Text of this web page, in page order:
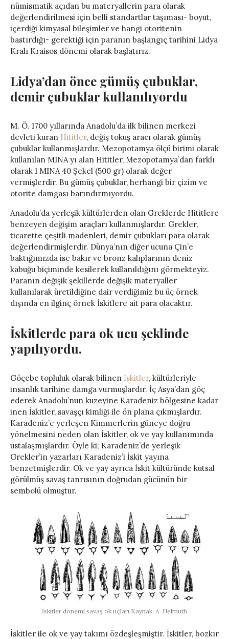
nümismatik açıdan bu materyallerin para olarak
değerlendirilmesi için belli standartlar taşıması- boyut,
içerdiği kimyasal bileşimler ve hangi otoritenin
bastırdığı- gerektiği için paranın başlangıç tarihini Lidya
Kralı Kraisos dönemi olarak başlatırız.
Lidya’dan önce gümüş çubuklar,
demir çubuklar kullanılıyordu
M. Ö. 1700 yıllarında Anadolu’da ilk bilinen merkezi
devleti kuran Hititler, değiş tokuş aracı olarak gümüş
çubuklar kullanmışlardır. Mezopotamya ölçü birimi olarak
kullanılan MINA yı alan Hititler, Mezopotamya’dan farklı
olarak 1 MINA 40 Şekel (500 gr) olarak değer
vermişlerdir. Bu gümüş çubuklar, herhangi bir çizim ve
otorite damgası barındırmıyordu.
Anadolu’da yerleşik kültürlerden olan Greklerde Hititlere
benzeyen değişim araçları kullanmışlardır. Grekler,
ticarette çeşitli madenleri, demir çubukları para olarak
değerlendirmişlerdir. Dünya’nın diğer ucuna Çin’e
baktığımızda ise bakır ve bronz kalıplarının deniz
kabuğu biçiminde kesilerek kullanıldığını görmekteyiz.
Paranın değişik şekillerde değişik materyaller
kullanılarak üretildiğine dair verdiğimiz bu üç örnek
dışında en ilginç örnek İskitlere ait para olacaktır.
İskitlerde para ok ucu şeklinde
yapılıyordu.
Göçebe topluluk olarak bilinen İskitler, kültürleriyle
insanlık tarihine damga vurmuşlardır. İç Asya’dan göç
ederek Anadolu’nun kuzeyine Karadeniz bölgesine kadar
inen İskitler, savaşçı kimliği ile ön plana çıkmışlardır.
Karadeniz’e yerleşen Kimmerlerin güneye doğru
yönelmesini neden olan İskitler, ok ve yay kullanımında
ustalaşmışlardır. Öyle ki; Karadeniz’de yerleşik
Grekler’in yazarları Karadeniz’i İskit yayına
benzetmişlerdir. Ok ve yay ayrıca İskit kültüründe kutsal
görülmüş savaş tanrısının doğrudan gücünün bir
sembolü olmuştur.
İskitler dönemi savaş ok uçları Kaynak: A. Helmuth
İskitler ile ok ve yay takımı özdeşleşmiştir. İskitler, bozkır